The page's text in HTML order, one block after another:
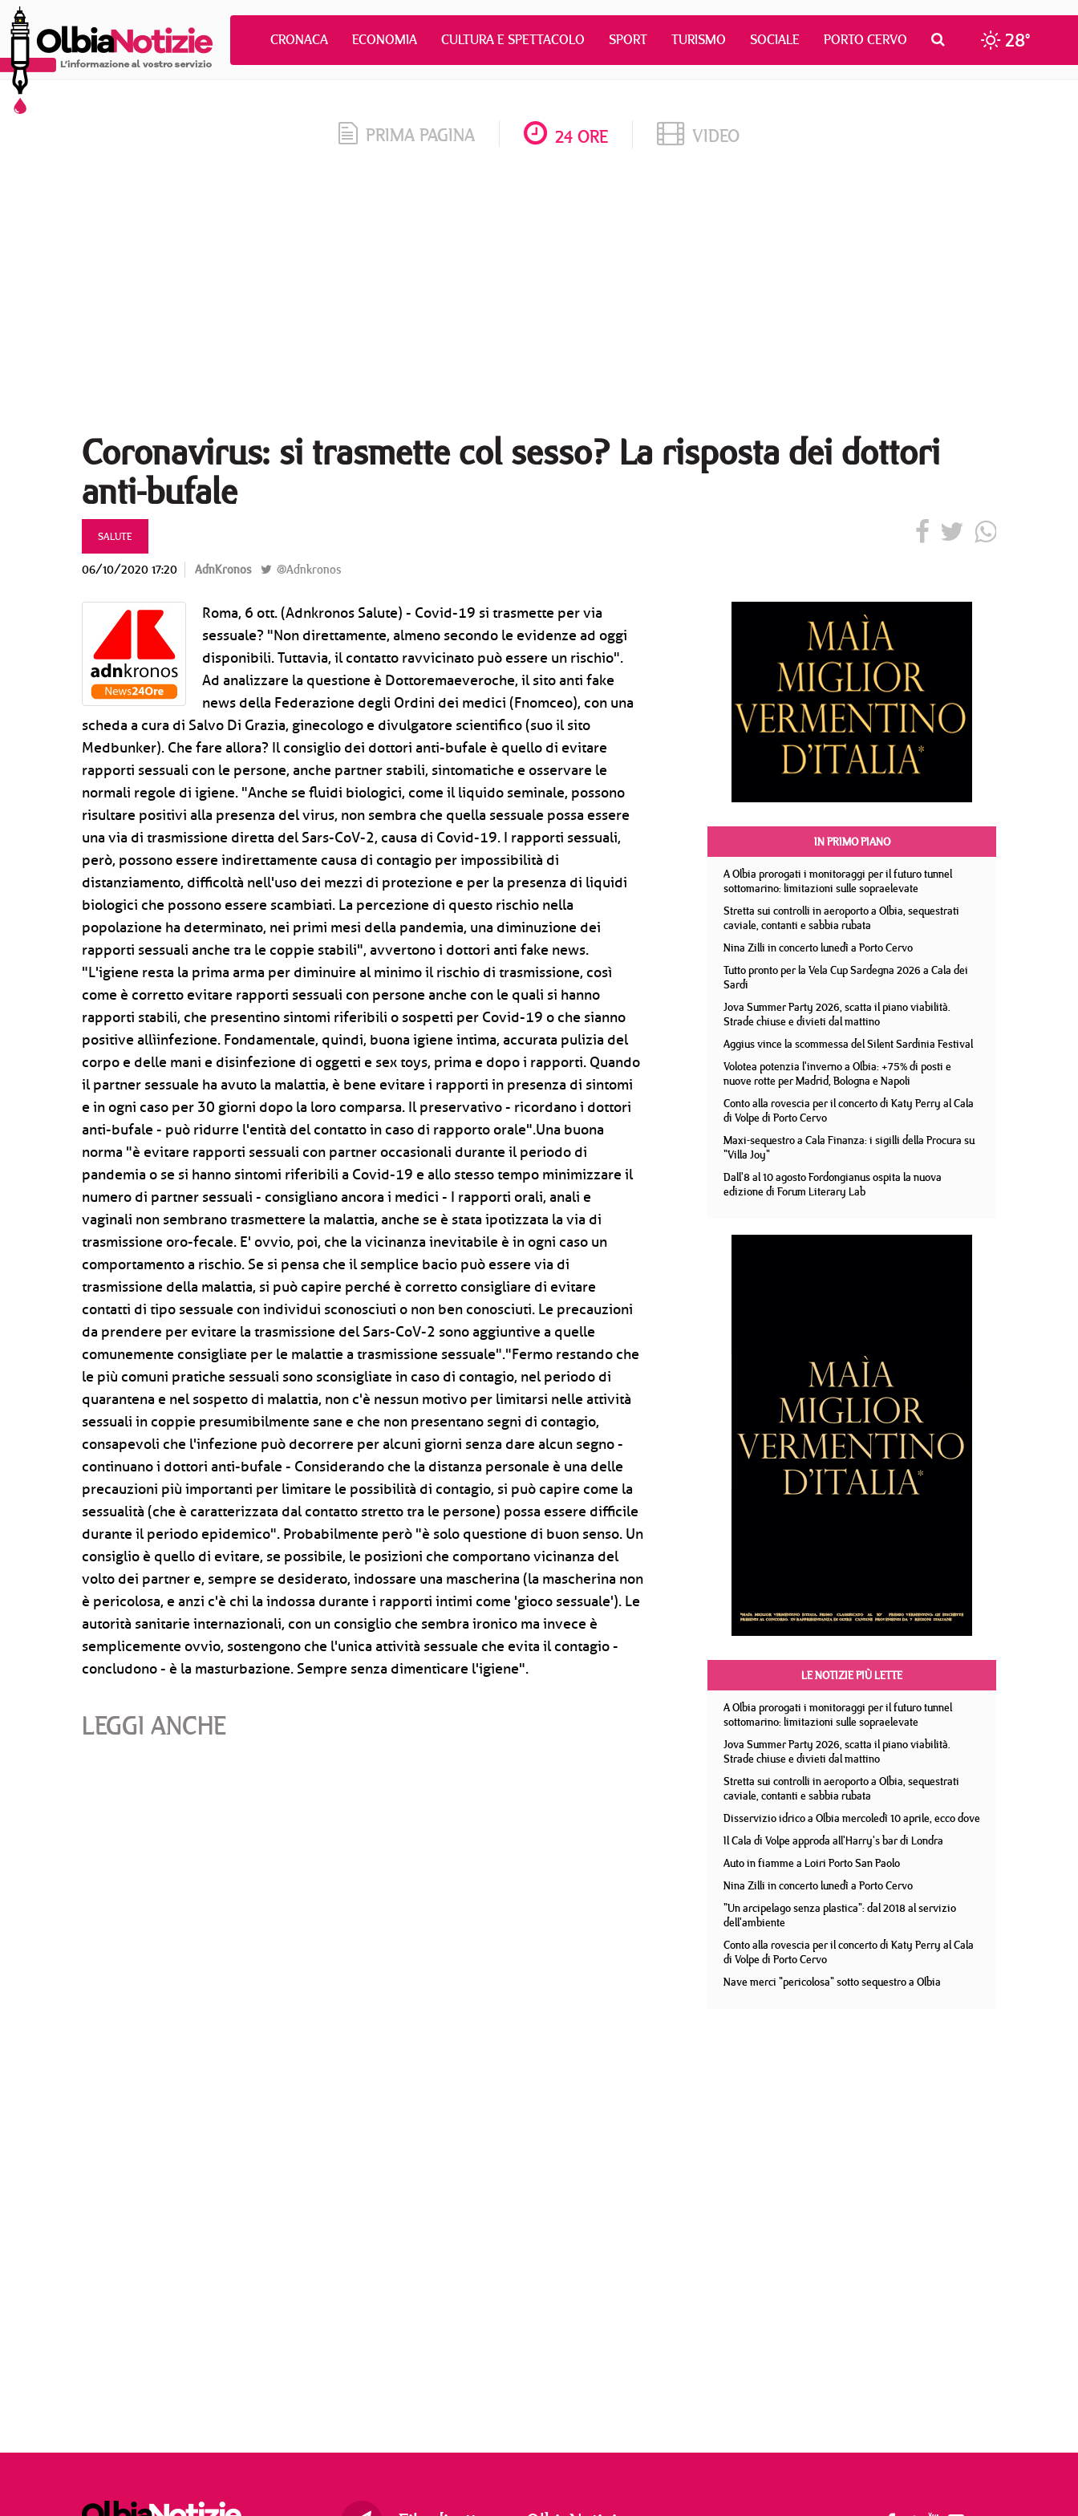
CRONACA ECONOMIA CULTURA E SPETTACOLO SPORT TURISMO SOCIALE PORTO CERVO 28°
PRIMA PAGINA 24 ORE VIDEO
Coronavirus: si trasmette col sesso? La risposta dei dottori
anti-bufale
SALUTE
06/10/2020 17:20 AdnKronos @Adnkronos
Roma, 6 ott. (Adnkronos Salute) - Covid-19 si trasmette per via
sessuale? "Non direttamente, almeno secondo le evidenze ad oggi
disponibili. Tuttavia, il contatto ravvicinato può essere un rischio".
Ad analizzare la questione è Dottoremaeveroche, il sito anti fake
news della Federazione degli Ordini dei medici (Fnomceo), con una
scheda a cura di Salvo Di Grazia, ginecologo e divulgatore scientifico (suo il sito
Medbunker). Che fare allora? Il consiglio dei dottori anti-bufale è quello di evitare
rapporti sessuali con le persone, anche partner stabili, sintomatiche e osservare le
normali regole di igiene. "Anche se fluidi biologici, come il liquido seminale, possono
risultare positivi alla presenza del virus, non sembra che quella sessuale possa essere
una via di trasmissione diretta del Sars-CoV-2, causa di Covid-19. I rapporti sessuali,
però, possono essere indirettamente causa di contagio per impossibilità di
distanziamento, difficoltà nell'uso dei mezzi di protezione e per la presenza di liquidi
biologici che possono essere scambiati. La percezione di questo rischio nella
popolazione ha determinato, nei primi mesi della pandemia, una diminuzione dei
rapporti sessuali anche tra le coppie stabili", avvertono i dottori anti fake news.
"L'igiene resta la prima arma per diminuire al minimo il rischio di trasmissione, così
come è corretto evitare rapporti sessuali con persone anche con le quali si hanno
rapporti stabili, che presentino sintomi riferibili o sospetti per Covid-19 o che sianno
positive allìinfezione. Fondamentale, quindi, buona igiene intima, accurata pulizia del
corpo e delle mani e disinfezione di oggetti e sex toys, prima e dopo i rapporti. Quando
il partner sessuale ha avuto la malattia, è bene evitare i rapporti in presenza di sintomi
e in ogni caso per 30 giorni dopo la loro comparsa. Il preservativo - ricordano i dottori
anti-bufale - può ridurre l'entità del contatto in caso di rapporto orale".Una buona
norma "è evitare rapporti sessuali con partner occasionali durante il periodo di
pandemia o se si hanno sintomi riferibili a Covid-19 e allo stesso tempo minimizzare il
numero di partner sessuali - consigliano ancora i medici - I rapporti orali, anali e
vaginali non sembrano trasmettere la malattia, anche se è stata ipotizzata la via di
trasmissione oro-fecale. E' ovvio, poi, che la vicinanza inevitabile è in ogni caso un
comportamento a rischio. Se si pensa che il semplice bacio può essere via di
trasmissione della malattia, si può capire perché è corretto consigliare di evitare
contatti di tipo sessuale con individui sconosciuti o non ben conosciuti. Le precauzioni
da prendere per evitare la trasmissione del Sars-CoV-2 sono aggiuntive a quelle
comunemente consigliate per le malattie a trasmissione sessuale"."Fermo restando che
le più comuni pratiche sessuali sono sconsigliate in caso di contagio, nel periodo di
quarantena e nel sospetto di malattia, non c'è nessun motivo per limitarsi nelle attività
sessuali in coppie presumibilmente sane e che non presentano segni di contagio,
consapevoli che l'infezione può decorrere per alcuni giorni senza dare alcun segno -
continuano i dottori anti-bufale - Considerando che la distanza personale è una delle
precauzioni più importanti per limitare le possibilità di contagio, si può capire come la
sessualità (che è caratterizzata dal contatto stretto tra le persone) possa essere difficile
durante il periodo epidemico". Probabilmente però "è solo questione di buon senso. Un
consiglio è quello di evitare, se possibile, le posizioni che comportano vicinanza del
volto dei partner e, sempre se desiderato, indossare una mascherina (la mascherina non
è pericolosa, e anzi c'è chi la indossa durante i rapporti intimi come 'gioco sessuale'). Le
autorità sanitarie internazionali, con un consiglio che sembra ironico ma invece è
semplicemente ovvio, sostengono che l'unica attività sessuale che evita il contagio -
concludono - è la masturbazione. Sempre senza dimenticare l'igiene".
LEGGI ANCHE
IN PRIMO PIANO
A Olbia prorogati i monitoraggi per il futuro tunnel
sottomarino: limitazioni sulle sopraelevate
Stretta sui controlli in aeroporto a Olbia, sequestrati
caviale, contanti e sabbia rubata
Nina Zilli in concerto lunedì a Porto Cervo
Tutto pronto per la Vela Cup Sardegna 2026 a Cala dei
Sardi
Jova Summer Party 2026, scatta il piano viabilità.
Strade chiuse e divieti dal mattino
Aggius vince la scommessa del Silent Sardinia Festival
Volotea potenzia l'inverno a Olbia: +75% di posti e
nuove rotte per Madrid, Bologna e Napoli
Conto alla rovescia per il concerto di Katy Perry al Cala
di Volpe di Porto Cervo
Maxi-sequestro a Cala Finanza: i sigilli della Procura su
"Villa Joy"
Dall'8 al 10 agosto Fordongianus ospita la nuova
edizione di Forum Literary Lab
LE NOTIZIE PIÙ LETTE
A Olbia prorogati i monitoraggi per il futuro tunnel
sottomarino: limitazioni sulle sopraelevate
Jova Summer Party 2026, scatta il piano viabilità.
Strade chiuse e divieti dal mattino
Stretta sui controlli in aeroporto a Olbia, sequestrati
caviale, contanti e sabbia rubata
Disservizio idrico a Olbia mercoledì 10 aprile, ecco dove
Il Cala di Volpe approda all'Harry's bar di Londra
Auto in fiamme a Loiri Porto San Paolo
Nina Zilli in concerto lunedì a Porto Cervo
"Un arcipelago senza plastica": dal 2018 al servizio
dell'ambiente
Conto alla rovescia per il concerto di Katy Perry al Cala
di Volpe di Porto Cervo
Nave merci "pericolosa" sotto sequestro a Olbia